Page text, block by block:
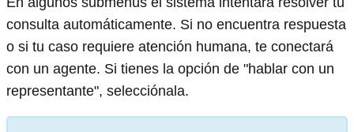
consulta automáticamente. Si no encuentra respuesta
o si tu caso requiere atención humana, te conectará
con un agente. Si tienes la opción de "hablar con un
representante", selecciónala.